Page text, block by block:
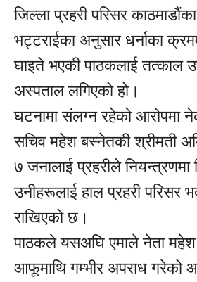
जिल्ला प्रहरी परिसर
भट्टराईका अनुसार धर्नाका
घाइते भएकी पाठकलाई तत्काल
अस्पताल लगिएको हो।
घटनामा संलग्न रहेको आरोपमा
सचिव महेश बस्नेतकी श्रीमती
७ जनालाई प्रहरीले नियन्त्रणमा
उनीहरूलाई हाल प्रहरी परिसर
राखिएको छ।
पाठकले यसअघि एमाले नेता महेश
आफूमाथि गम्भीर अपराध गरेको